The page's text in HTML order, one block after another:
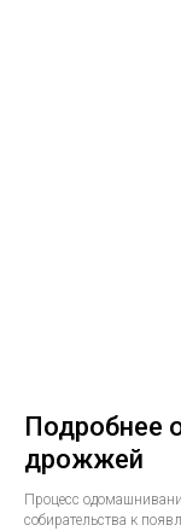
Подробнее
дрожжей
Процесс
собирательства к